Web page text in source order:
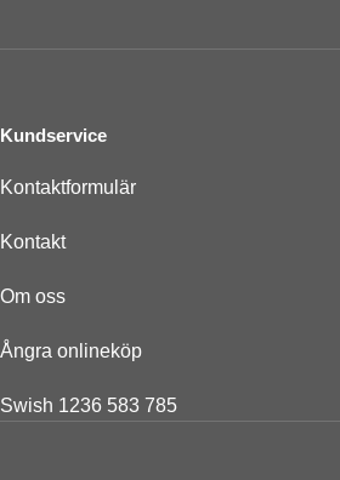
Kundservice
Kontaktformulär
Kontakt
Om oss
Ångra onlineköp
Swish 1236 583 785